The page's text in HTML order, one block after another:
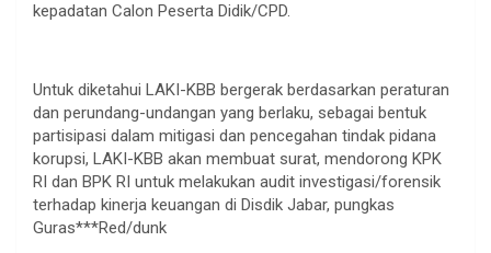
kepadatan Calon Peserta Didik/CPD.
Untuk diketahui LAKI-KBB bergerak berdasarkan peraturan
dan perundang-undangan yang berlaku, sebagai bentuk
partisipasi dalam mitigasi dan pencegahan tindak pidana
korupsi, LAKI-KBB akan membuat surat, mendorong KPK
RI dan BPK RI untuk melakukan audit investigasi/forensik
terhadap kinerja keuangan di Disdik Jabar, pungkas
Guras***Red/dunk